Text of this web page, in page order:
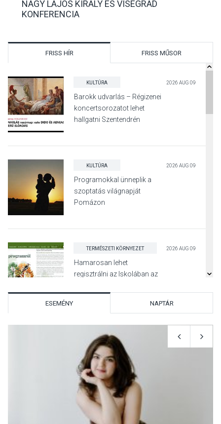
NAGY LAJOS KIRÁLY ÉS VISEGRÁD
KONFERENCIA
FRISS HÍR FRISS MŰSOR
KULTÚRA 2026 AUG 09
Barokk udvarlás – Régizenei
koncertsorozatot lehet
hallgatni Szentendrén
KULTÚRA 2026 AUG 09
Programokkal ünneplik a
szoptatás világnapját
Pomázon
TERMÉSZETI KÖRNYEZET 2026 AUG 09
Hamarosan lehet
regisztrálni az Iskolában az
Aktívan lehet kikapcsolódni
a Mozgás Éjszakáján
Pócsmegyer-Surányban
ESEMÉNY NAPTÁR